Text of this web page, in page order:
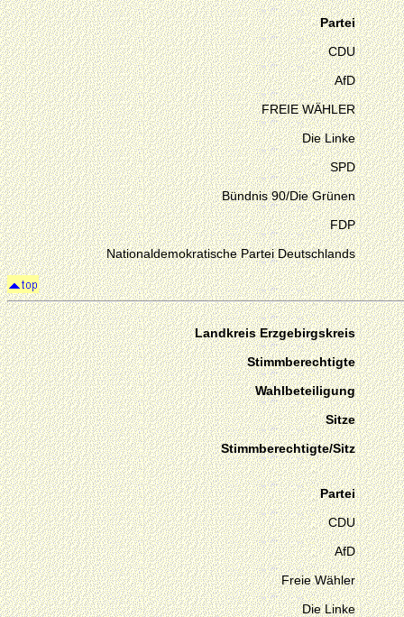
Partei
CDU
AfD
FREIE WÄHLER
Die Linke
SPD
Bündnis 90/Die Grünen
FDP
Nationaldemokratische Partei Deutschlands
Landkreis Erzgebirgskreis
Stimmberechtigte
Wahlbeteiligung
Sitze
Stimmberechtigte/Sitz
Partei
CDU
AfD
Freie Wähler
Die Linke